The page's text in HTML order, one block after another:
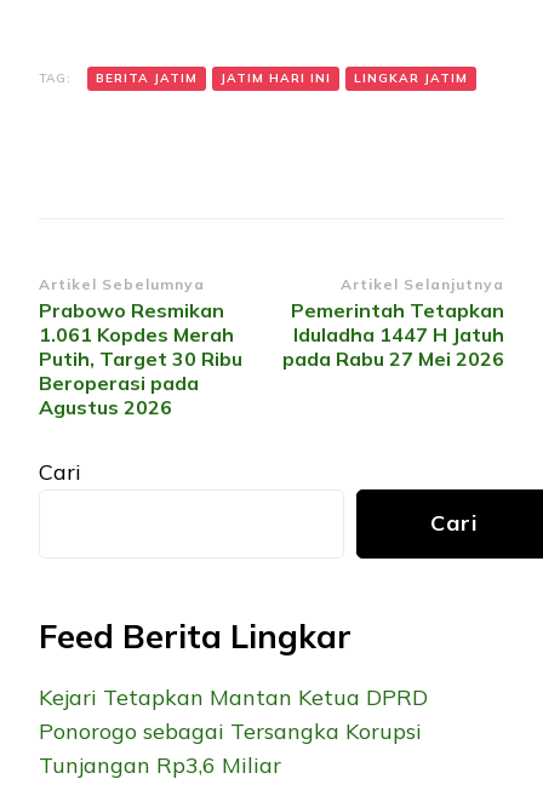
TAG: BERITA JATIM JATIM HARI INI LINGKAR JATIM
Navigasi
Artikel
Artikel Sebelumnya
Prabowo Resmikan
1.061 Kopdes Merah
Putih, Target 30 Ribu
Beroperasi pada
Agustus 2026
Artikel Selanjutnya
Pemerintah Tetapkan
Iduladha 1447 H Jatuh
pada Rabu 27 Mei 2026
Cari
Cari
Feed Berita Lingkar
Kejari Tetapkan Mantan Ketua DPRD
Ponorogo sebagai Tersangka Korupsi
Tunjangan Rp3,6 Miliar